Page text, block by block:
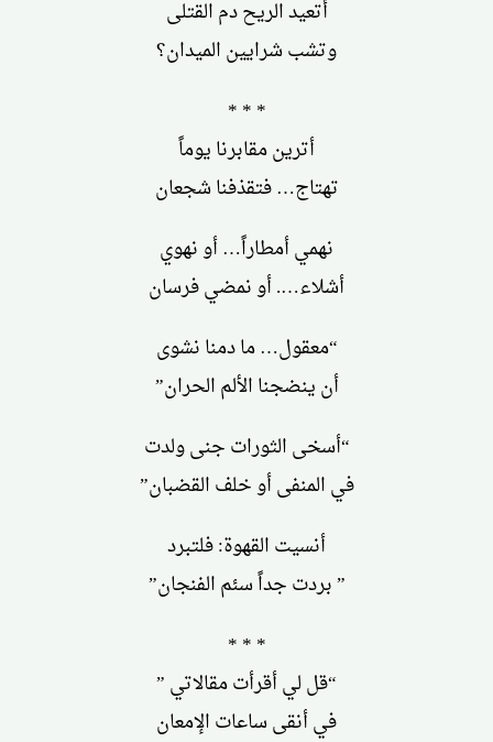
أتعيد الريح دم القتلى
وتشب شرايين الميدان؟
* * *
أترين مقابرنا يوماً
تهتاج… فتقذفنا شجعان
نهمي أمطاراً… أو نهوي
أشلاء…. أو نمضي فرسان
“معقول… ما دمنا نشوى
أن ينضجنا الألم الحران”
“أسخى الثورات جنى ولدت
في المنفى أو خلف القضبان”
أنسيت القهوة: فلتبرد
” بردت جداً سئم الفنجان”
* * *
“قل لي أقرأت مقالاتي ”
في أنقى ساعات الإمعان